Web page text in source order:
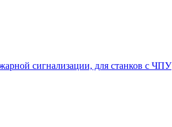
сигнализации, для станков с ЧПУ